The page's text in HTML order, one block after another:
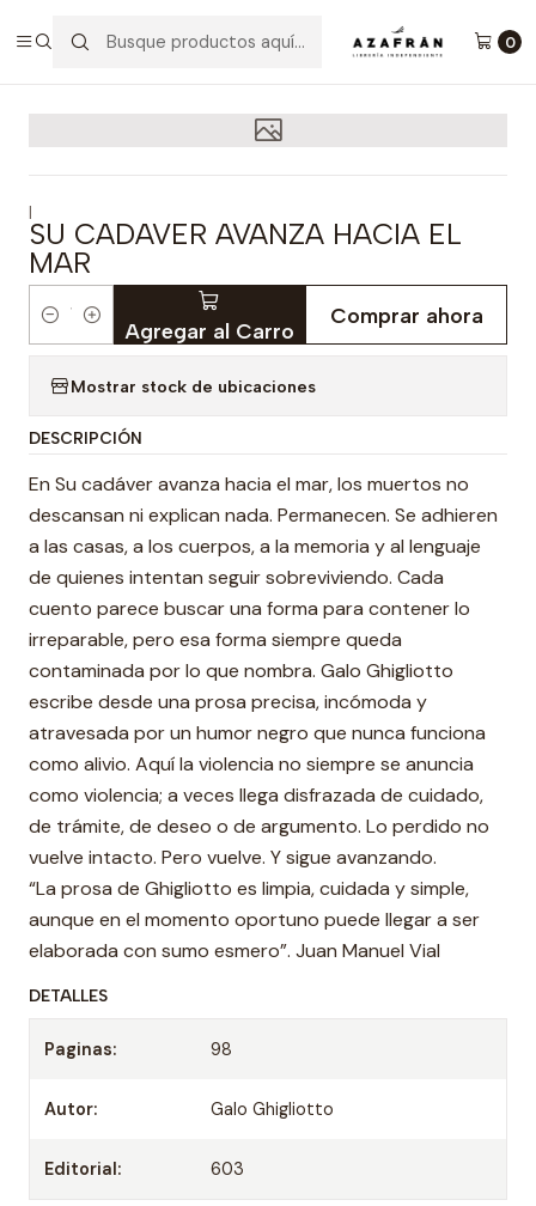
0
Literatura Chilena
Su Cadaver Avanza Hacia El Mar
|
SU CADAVER AVANZA HACIA EL
MAR
Cantidad Agregar al Carro
Comprar ahora
Mostrar stock de ubicaciones
DESCRIPCIÓN
En Su cadáver avanza hacia el mar, los muertos no
descansan ni explican nada. Permanecen. Se adhieren
a las casas, a los cuerpos, a la memoria y al lenguaje
de quienes intentan seguir sobreviviendo. Cada
cuento parece buscar una forma para contener lo
irreparable, pero esa forma siempre queda
contaminada por lo que nombra. Galo Ghigliotto
escribe desde una prosa precisa, incómoda y
atravesada por un humor negro que nunca funciona
como alivio. Aquí la violencia no siempre se anuncia
como violencia; a veces llega disfrazada de cuidado,
de trámite, de deseo o de argumento. Lo perdido no
vuelve intacto. Pero vuelve. Y sigue avanzando.
“La prosa de Ghigliotto es limpia, cuidada y simple,
aunque en el momento oportuno puede llegar a ser
elaborada con sumo esmero”. Juan Manuel Vial
DETALLES
Paginas: 98
Autor: Galo Ghigliotto
Editorial: 603